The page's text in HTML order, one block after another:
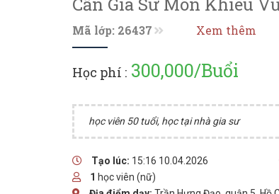
Mã lớp: 26437 Xem thêm
Học phí : 300,000/Buổi
học viên 50 tuổi, học tại nhà gia sư
Tạo lúc: 15:16 10.04.2026
1 học viên (nữ)